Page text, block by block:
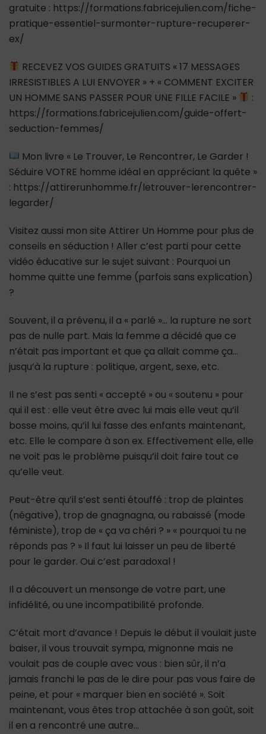
gratuite : https://formations.fabricejulien.com/fiche-
pratique-essentiel-surmonter-rupture-recuperer-
ex/
RECEVEZ VOS GUIDES GRATUITS « 17 MESSAGES
IRRESISTIBLES A LUI ENVOYER » + « COMMENT EXCITER
UN HOMME SANS PASSER POUR UNE FILLE FACILE »
:
https://formations.fabricejulien.com/guide-offert-
seduction-femmes/
Mon livre « Le Trouver, Le Rencontrer, Le Garder !
Séduire VOTRE homme idéal en appréciant la quête »
: https://attirerunhomme.fr/letrouver-lerencontrer-
legarder/
Visitez aussi mon site Attirer Un Homme pour plus de
conseils en séduction ! Aller c’est parti pour cette
vidéo éducative sur le sujet suivant : Pourquoi un
homme quitte une femme (parfois sans explication)
?
Souvent, il a prévenu, il a « parlé »… la rupture ne sort
pas de nulle part. Mais la femme a décidé que ce
n’était pas important et que ça allait comme ça…
jusqu’à la rupture : politique, argent, sexe, etc.
Il ne s’est pas senti « accepté » ou « soutenu » pour
qui il est : elle veut être avec lui mais elle veut qu’il
bosse moins, qu’il lui fasse des enfants maintenant,
etc. Elle le compare à son ex. Effectivement elle, elle
ne voit pas le problème puisqu’il doit faire tout ce
qu’elle veut.
Peut-être qu’il s’est senti étouffé : trop de plaintes
(négative), trop de gnagnagna, ou rabaissé (mode
féministe), trop de « ça va chéri ? » « pourquoi tu ne
réponds pas ? » Il faut lui laisser un peu de liberté
pour le garder. Oui c’est paradoxal !
Il a découvert un mensonge de votre part, une
infidélité, ou une incompatibilité profonde.
C’était mort d’avance ! Depuis le début il voulait juste
baiser, il vous trouvait sympa, mignonne mais ne
voulait pas de couple avec vous : bien sûr, il n’a
jamais franchi le pas de le dire pour pas vous faire de
peine, et pour « marquer bien en société ». Soit
maintenant, vous êtes trop attachée à son goût, soit
il en a rencontré une autre…